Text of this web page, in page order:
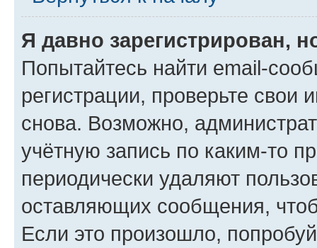
Я давно зарегистрирован,
Попытайтесь найти email-
регистрации, проверьте свои
снова. Возможно,
учётную запись по каким-то
периодически удаляют
оставляющих сообщения,
Если это произошло,